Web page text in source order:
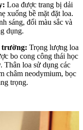
Loa được trang bị dải
xuống bề mặt đặt loa.
sáng, đổi màu sắc và
dụng.
trường: Trọng lượng loa
bo cong công thái học
Thân loa sử dụng các
châm neodymium, bọc
trọng.